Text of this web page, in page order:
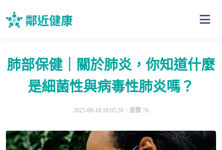
肺部保健｜關於肺炎，你知道什麼
是細菌性與病毒性肺炎嗎？
2025-09-18 10:05:20． 瀏覽 76